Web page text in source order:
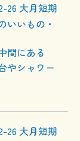
26 大月短期
いいもの・
間にある
やシャワー
26 大月短期